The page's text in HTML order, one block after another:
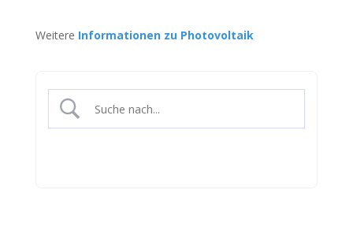
Weitere Informationen zu Photovoltaik